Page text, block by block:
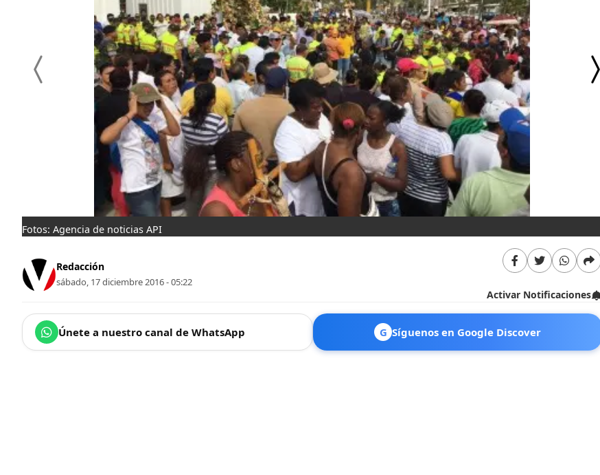
Fotos: Agencia de noticias API
Redacción
sábado, 17 diciembre 2016 - 05:22
Activar Notificaciones
Únete a nuestro canal de WhatsApp G Síguenos en Google Discover